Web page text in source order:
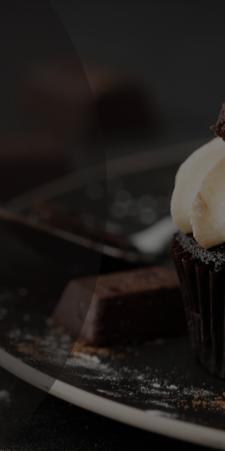
Torty M. sa
premenovalo na
Monie's
. Rovnaká
kvalita a ešte väčší
zážitok !
www.monies.sk